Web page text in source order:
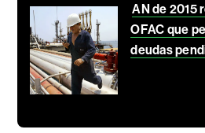
AN de 2015
OFAC que
deudas